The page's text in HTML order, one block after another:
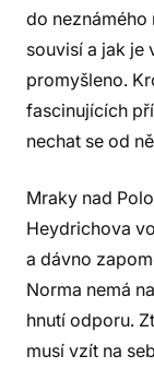
do neznámého
souvisí a jak je
promyšleno.
fascinujících
nechat se od
Mraky nad
Heydrichova
a dávno
Norma nemá
hnutí odporu.
musí vzít na